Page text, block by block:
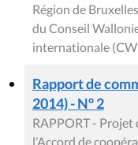
Région de
du Conseil
internationale
Rapport de
2014) - N° 2
RAPPORT -
l’Accord de